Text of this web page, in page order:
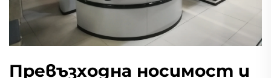
Превъзходна носимост и